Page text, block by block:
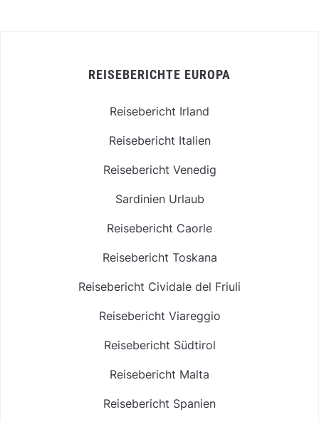
REISEBERICHTE EUROPA
Reisebericht Irland
Reisebericht Italien
Reisebericht Venedig
Sardinien Urlaub
Reisebericht Caorle
Reisebericht Toskana
Reisebericht Cividale del Friuli
Reisebericht Viareggio
Reisebericht Südtirol
Reisebericht Malta
Reisebericht Spanien